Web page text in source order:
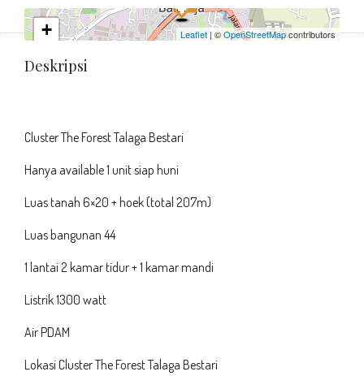
+
Leaflet | ©OpenStreetMapcontributors
Deskripsi
Cluster The Forest Talaga Bestari
Hanya available 1 unit siap huni
Luas tanah 6×20 + hoek (total 207m)
Luas bangunan 44
1 lantai 2 kamar tidur + 1 kamar mandi
Listrik 1300 watt
Air PDAM
Lokasi Cluster The Forest Talaga Bestari